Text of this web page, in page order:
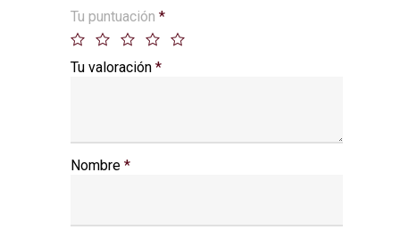
Tu puntuación *
Tu valoración *
Nombre *